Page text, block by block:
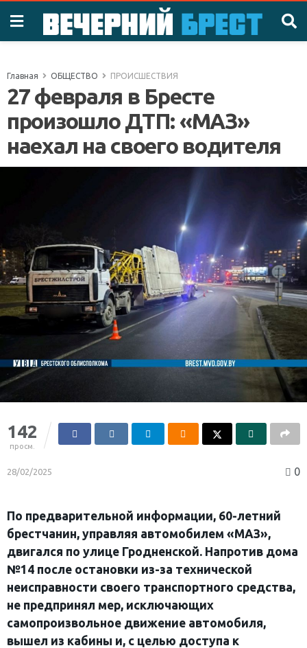
Главная ОБЩЕСТВО ПРОИСШЕСТВИЯ
27 февраля в Бресте
произошло ДТП: «МАЗ»
наехал на своего водителя
142
просм.
28/02/2025 0
По предварительной информации, 60-летний
брестчанин, управляя автомобилем «МАЗ»,
двигался по улице Гродненской. Напротив дома
№14 после остановки из-за технической
неисправности своего транспортного средства,
не предпринял мер, исключающих
самопроизвольное движение автомобиля,
вышел из кабины и, с целью доступа к